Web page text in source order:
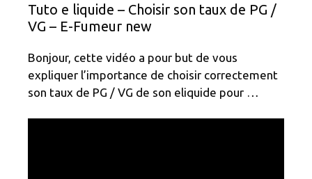
Tuto e liquide – Choisir son taux de PG /
VG – E-Fumeur new
Bonjour, cette vidéo a pour but de vous
expliquer l’importance de choisir correctement
son taux de PG / VG de son eliquide pour …